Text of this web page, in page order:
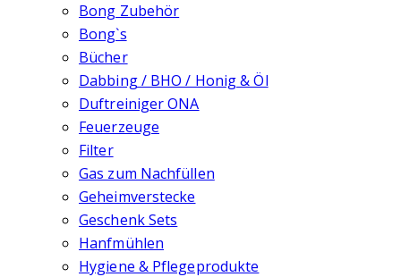
Bong Zubehör
Bong`s
Bücher
Dabbing / BHO / Honig & Öl
Duftreiniger ONA
Feuerzeuge
Filter
Gas zum Nachfüllen
Geheimverstecke
Geschenk Sets
Hanfmühlen
Hygiene & Pflegeprodukte